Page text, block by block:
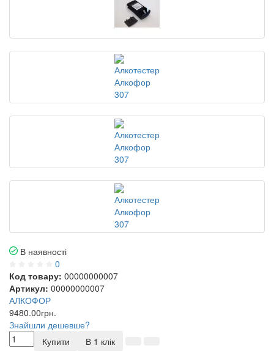
В наявності
0
Код товару: 00000000007
Артикул: 00000000007
АЛКОФОР
9480.00грн.
Знайшли дешевше?
Купити
В 1 клік